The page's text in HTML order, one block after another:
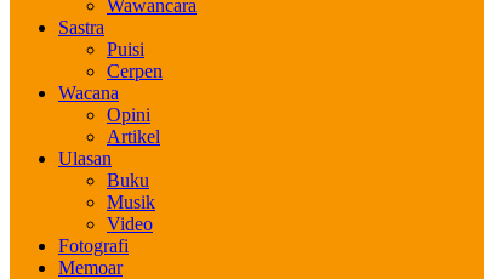
Wawancara
Sastra
Puisi
Cerpen
Wacana
Opini
Artikel
Ulasan
Buku
Musik
Video
Fotografi
Memoar